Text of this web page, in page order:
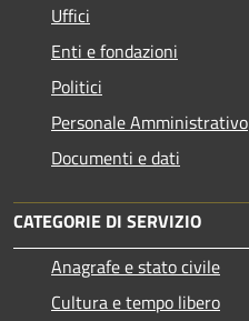
Uffici
Enti e fondazioni
Politici
Personale Amministrativo
Documenti e dati
CATEGORIE DI SERVIZIO
Anagrafe e stato civile
Cultura e tempo libero